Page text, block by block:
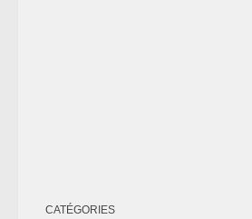
CATÉGORIES